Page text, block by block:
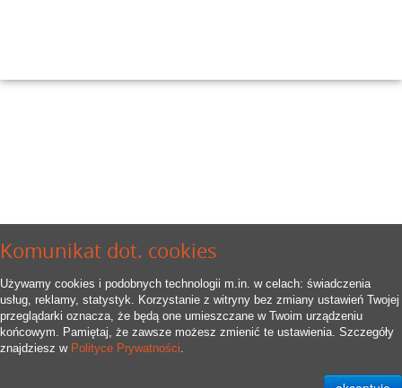
Komunikat dot. cookies
Używamy cookies i podobnych technologii m.in. w celach: świadczenia
usług, reklamy, statystyk. Korzystanie z witryny bez zmiany ustawień Twojej
przeglądarki oznacza, że będą one umieszczane w Twoim urządzeniu
końcowym. Pamiętaj, że zawsze możesz zmienić te ustawienia. Szczegóły
znajdziesz w Polityce Prywatności.